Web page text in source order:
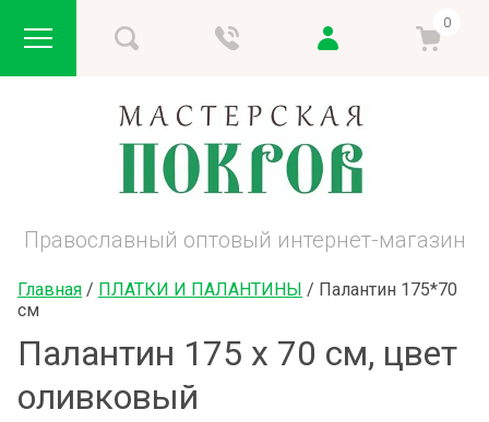
0
Православный оптовый интернет-магазин
Главная / ПЛАТКИ И ПАЛАНТИНЫ / Палантин 175*70
см
Палантин 175 х 70 см, цвет
оливковый